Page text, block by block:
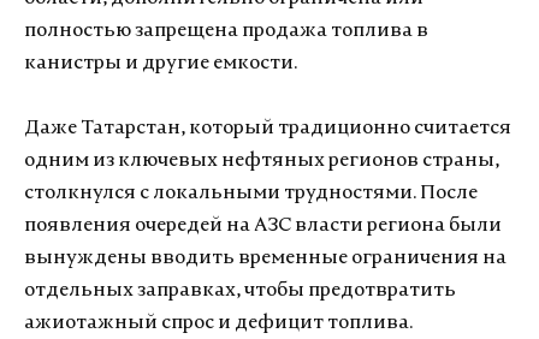
полностью запрещена продажа топлива в
канистры и другие емкости.
Даже Татарстан, который традиционно считается
одним из ключевых нефтяных регионов страны,
столкнулся с локальными трудностями. После
появления очередей на АЗС власти региона были
вынуждены вводить временные ограничения на
отдельных заправках, чтобы предотвратить
ажиотажный спрос и дефицит топлива.